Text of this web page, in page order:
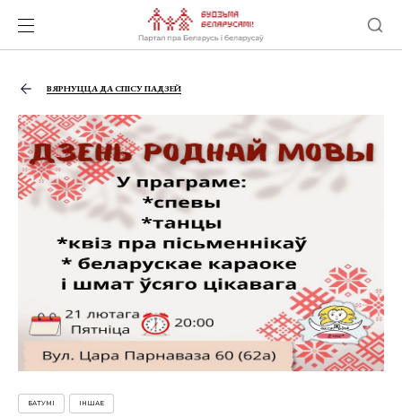
ВЯРНУЦЦА ДА СПІСУ ПАДЗЕЙ
БАТУМІ ІНШАЕ